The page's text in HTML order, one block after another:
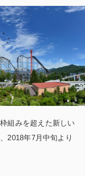
組みを超えた新しい
2018年7月中旬より